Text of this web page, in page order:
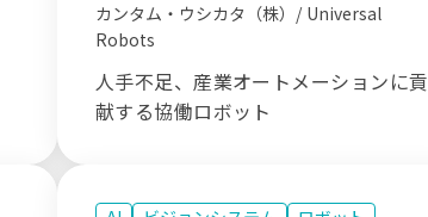
カンタム・ウシカタ（株）/ Universal
Robots
人手不足、産業オートメーションに貢
献する協働ロボット